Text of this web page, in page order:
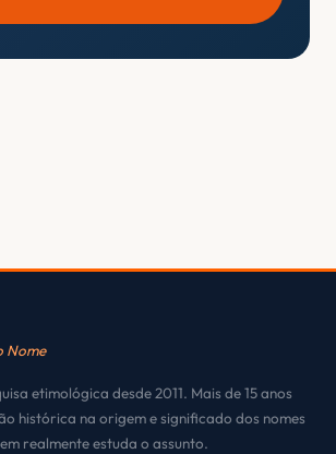
Nome
etimológica desde 2011. Mais de 15 anos
histórica na origem e significado dos nomes
realmente estuda o assunto.